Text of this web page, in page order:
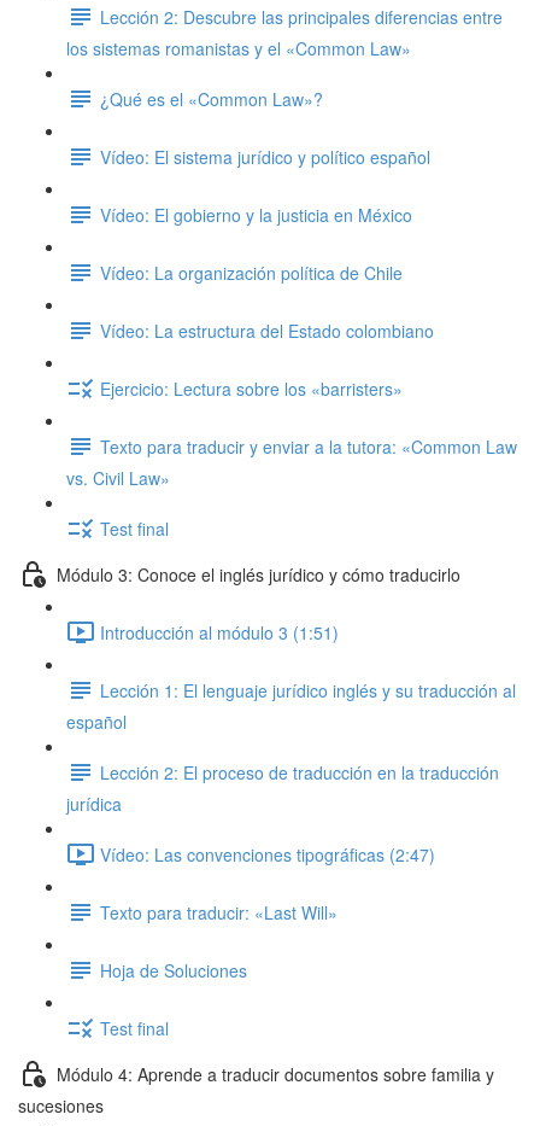
Lección 2: Descubre las principales diferencias entre
los sistemas romanistas y el «Common Law»
¿Qué es el «Common Law»?
Vídeo: El sistema jurídico y político español
Vídeo: El gobierno y la justicia en México
Vídeo: La organización política de Chile
Vídeo: La estructura del Estado colombiano
Ejercicio: Lectura sobre los «barristers»
Texto para traducir y enviar a la tutora: «Common Law
vs. Civil Law»
Test final
Módulo 3: Conoce el inglés jurídico y cómo traducirlo
Introducción al módulo 3 (1:51)
Lección 1: El lenguaje jurídico inglés y su traducción al
español
Lección 2: El proceso de traducción en la traducción
jurídica
Vídeo: Las convenciones tipográficas (2:47)
Texto para traducir: «Last Will»
Hoja de Soluciones
Test final
Módulo 4: Aprende a traducir documentos sobre familia y
sucesiones